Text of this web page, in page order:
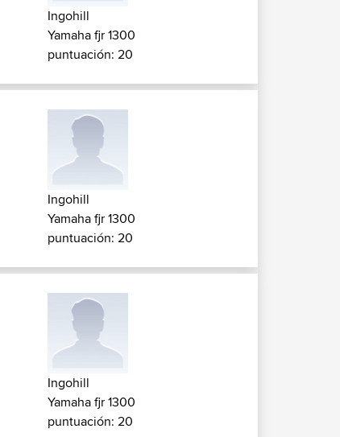
Ingohill
Yamaha fjr 1300
puntuación: 20
Ingohill
Yamaha fjr 1300
puntuación: 20
Ingohill
Yamaha fjr 1300
puntuación: 20